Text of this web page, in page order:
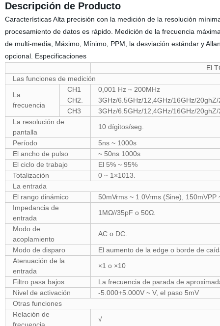
Descripción de Producto
Características Alta precisión con la medición de la resolución
procesamiento de datos es rápido. Medición de la frecuencia
de multi-media, Máximo, Mínimo, PPM, la desviación estándar y
opcional. Especificaciones
El
Las funciones de medición
La
frecuencia
CH1
0,001 Hz ~ 200MHz
CH2.
3GHz/6.5GHz/12,4GHz/16GHz/
CH3
3GHz/6.5GHz/12,4GHz/16GHz/
La resolución de
pantalla
10 dígitos/seg.
Período
5ns ~ 1000s
El ancho de pulso
~ 50ns 1000s
El ciclo de trabajo
El 5% ~ 95%
Totalización
0 ~ 1×1013.
La entrada
El rango dinámico
50mVrms ~ 1.0Vrms (Sine), 150mVPP
Impedancia de
entrada
1MΩ//35pF o 50Ω.
Modo de
acoplamiento
AC o DC.
Modo de disparo
El aumento de la edge o borde de
Atenuación de la
entrada
×1 o ×10
Filtro pasa bajos
La frecuencia de parada de
Nivel de activación
-5.000+5.000V ~ V, el paso 5mV
Otras funciones
Relación de
√